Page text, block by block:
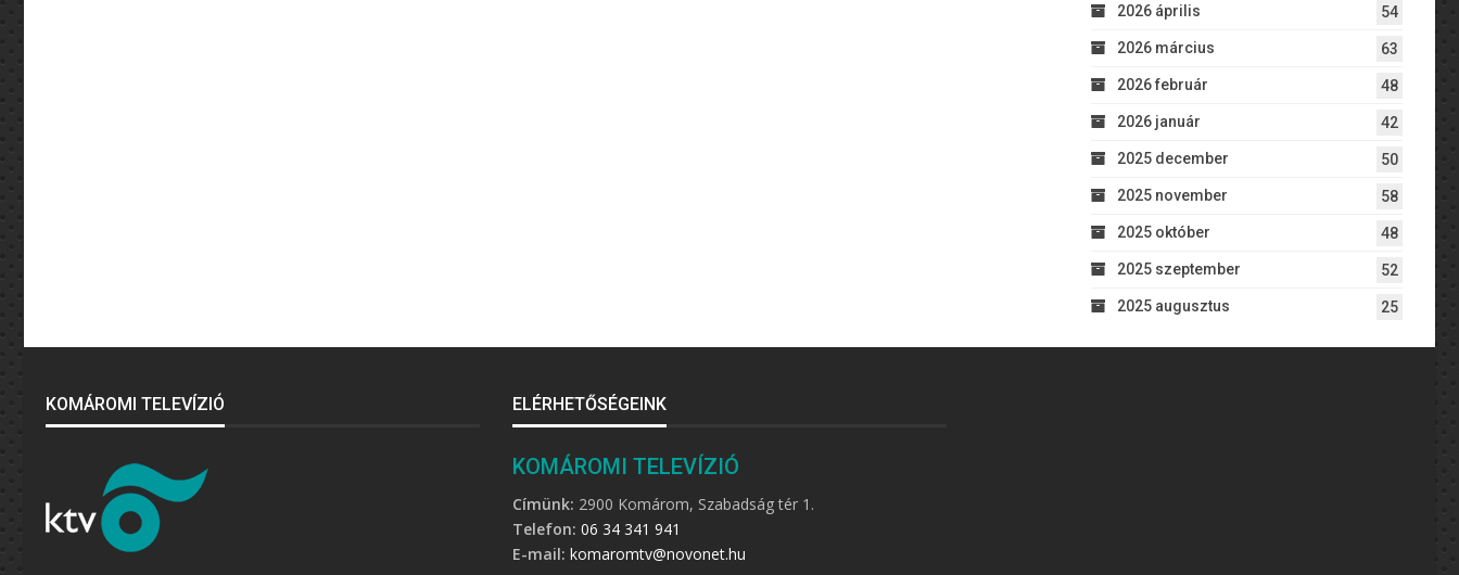
2026 április 54
2026 március 63
2026 február 48
2026 január 42
2025 december 50
2025 november 58
2025 október 48
2025 szeptember 52
2025 augusztus 25
KOMÁROMI TELEVÍZIÓ ELÉRHETŐSÉGEINK
KOMÁROMI TELEVÍZIÓ
Címünk: 2900 Komárom, Szabadság tér 1.
Telefon: 06 34 341 941
E-mail: komaromtv@novonet.hu